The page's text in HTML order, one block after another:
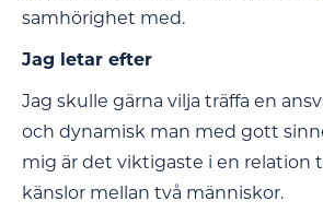
samhörighet med.
Jag letar efter
Jag skulle gärna vilja träffa en
och dynamisk man med gott
mig är det viktigaste i en relation
känslor mellan två människor.